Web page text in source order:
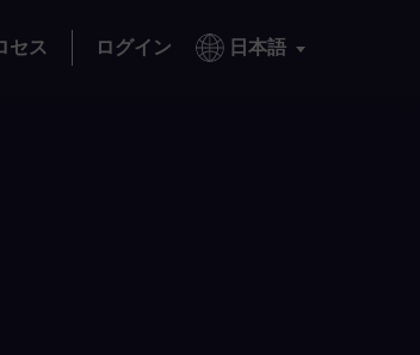
セス ログイン 日本語